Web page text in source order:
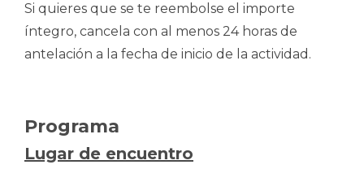
Si quieres que se te reembolse el importe
íntegro, cancela con al menos 24 horas de
antelación a la fecha de inicio de la actividad.
Programa
Lugar de encuentro